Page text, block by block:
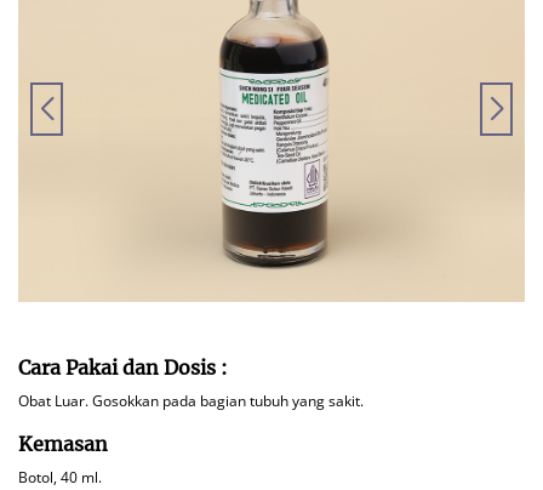
Cara Pakai dan Dosis :
Obat Luar. Gosokkan pada bagian tubuh yang sakit.
Kemasan
Botol, 40 ml.